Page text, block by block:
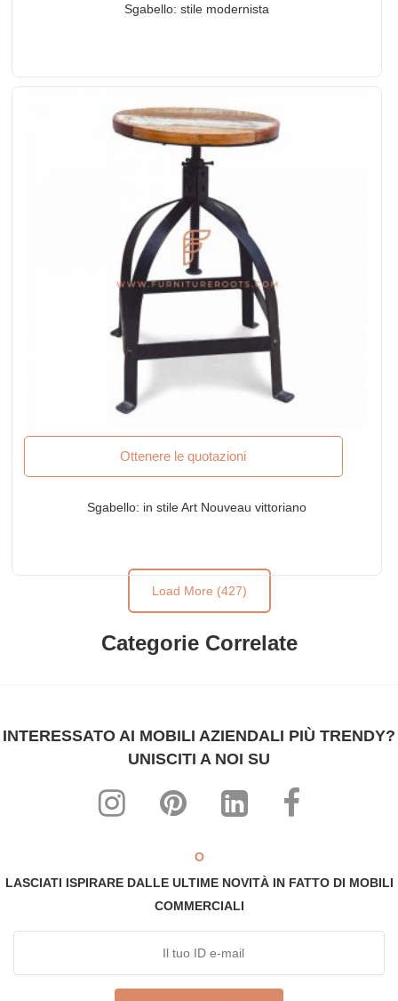
Sgabello: stile modernista
Ottenere le quotazioni
Sgabello: in stile Art Nouveau vittoriano
Load More (427)
Categorie Correlate
INTERESSATO AI MOBILI AZIENDALI PIÙ TRENDY?
UNISCITI A NOI SU
O
LASCIATI ISPIRARE DALLE ULTIME NOVITÀ IN FATTO DI MOBILI
COMMERCIALI